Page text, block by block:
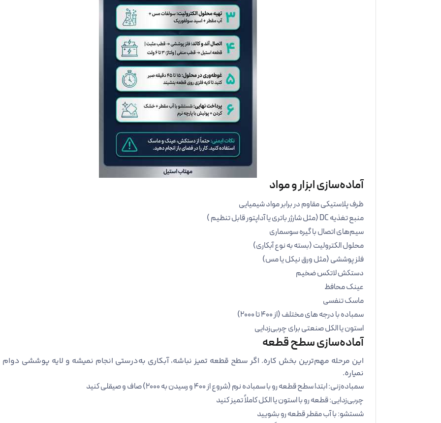
آماده‌سازی ابزار و مواد
ظرف پلاستیکی مقاوم در برابر مواد شیمیایی
منبع تغذیه DC (مثل شارژر باتری یا آداپتور قابل تنظیم )
سیم‌های اتصال با گیره سوسماری
محلول الکترولیت (بسته به نوع آبکاری)
فلز پوششی (مثل ورق نیکل یا مس)
دستکش لاتکس ضخیم
عینک محافظ
ماسک تنفسی
سمباده با درجه ‌های مختلف (از 400 تا 2000)
استون یا الکل صنعتی برای چربی‌زدایی
آماده‌سازی سطح قطعه
این مرحله مهم‌ترین بخش کاره. اگر سطح قطعه تمیز نباشه، آبکاری به‌درستی انجام نمیشه و لایه پوششی دوام
نمیاره.
سمباده‌زنی: ابتدا سطح قطعه رو با سمباده نرم (شروع از 400 و رسیدن به 2000) صاف و صیقلی کنید
چربی‌زدایی: قطعه رو با استون یا الکل کاملاً تمیز کنید
شستشو: با آب مقطر قطعه رو بشویید